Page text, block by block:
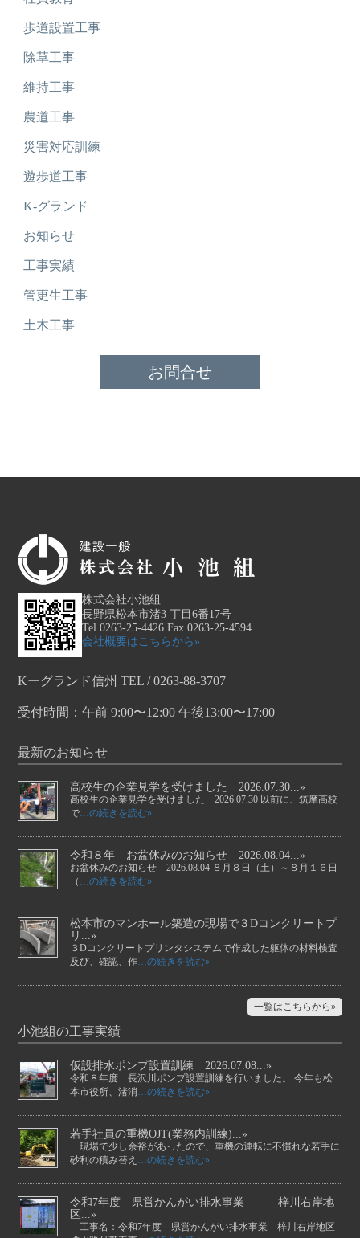
歩道設置工事
除草工事
維持工事
農道工事
災害対応訓練
遊歩道工事
K-グランド
お知らせ
工事実績
管更生工事
土木工事
お問合せ
株式会社小池組
長野県松本市渚3 丁目6番17号
Tel 0263-25-4426 Fax 0263-25-4594
会社概要はこちらから»
Kーグランド信州 TEL / 0263-88-3707
受付時間：午前 9:00〜12:00 午後13:00〜17:00
最新のお知らせ
高校生の企業見学を受けました 2026.07.30...»
高校生の企業見学を受けました 2026.07.30 以前に、筑摩高校
で…の続きを読む»
令和８年 お盆休みのお知らせ 2026.08.04...»
お盆休みのお知らせ 2026.08.04 ８月８日（土）～８月１６日
（ …の続きを読む»
松本市のマンホール築造の現場で３Dコンクリートプ
リ...»
３Dコンクリートプリンタシステムで作成した躯体の材料検査
及び、確認、作…の続きを読む»
一覧はこちらから»
小池組の工事実績
仮設排水ポンプ設置訓練 2026.07.08...»
令和８年度 長沢川ポンプ設置訓練を行いました。 今年も松
本市役所、渚消…の続きを読む»
若手社員の重機OJT(業務内訓練)...»
現場で少し余裕があったので、重機の運転に不慣れな若手に
砂利の積み替え …の続きを読む»
令和7年度 県営かんがい排水事業 梓川右岸地
区...»
工事名：令和7年度 県営かんがい排水事業 梓川右岸地区